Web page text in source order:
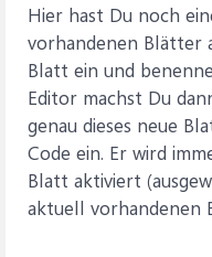
Hier hast Du noch
vorhandenen Blätter
Blatt ein und
Editor machst Du
genau dieses neue
Code ein. Er wird
Blatt aktiviert
aktuell vorhandenen